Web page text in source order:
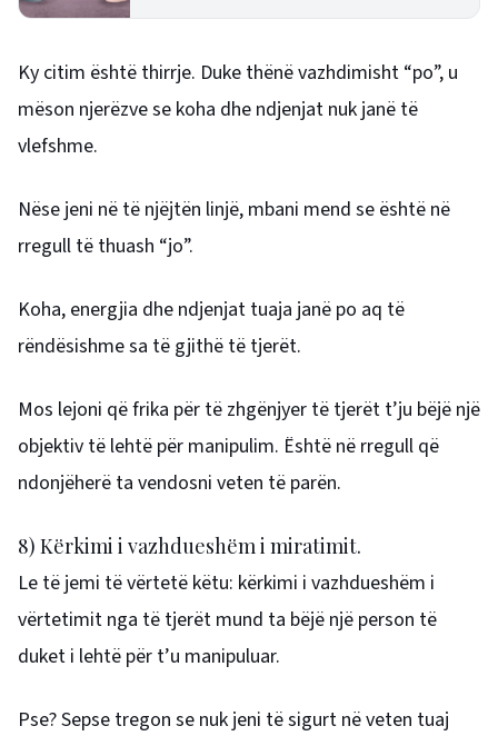
Ky citim është thirrje. Duke thënë vazhdimisht “po”, u
mëson njerëzve se koha dhe ndjenjat nuk janë të
vlefshme.
Nëse jeni në të njëjtën linjë, mbani mend se është në
rregull të thuash “jo”.
Koha, energjia dhe ndjenjat tuaja janë po aq të
rëndësishme sa të gjithë të tjerët.
Mos lejoni që frika për të zhgënjyer të tjerët t’ju bëjë një
objektiv të lehtë për manipulim. Është në rregull që
ndonjëherë ta vendosni veten të parën.
8) Kërkimi i vazhdueshëm i miratimit.
Le të jemi të vërtetë këtu: kërkimi i vazhdueshëm i
vërtetimit nga të tjerët mund ta bëjë një person të
duket i lehtë për t’u manipuluar.
Pse? Sepse tregon se nuk jeni të sigurt në veten tuaj